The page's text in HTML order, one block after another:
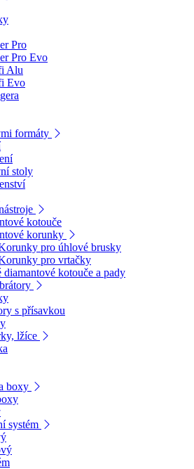
Pro
Pro Evo
Alu
Evo
formáty
stoly
kotouče
korunky
pro úhlové brusky
pro vrtačky
diamantové kotouče a pady
s přísavkou
lžíce
boxy
systém